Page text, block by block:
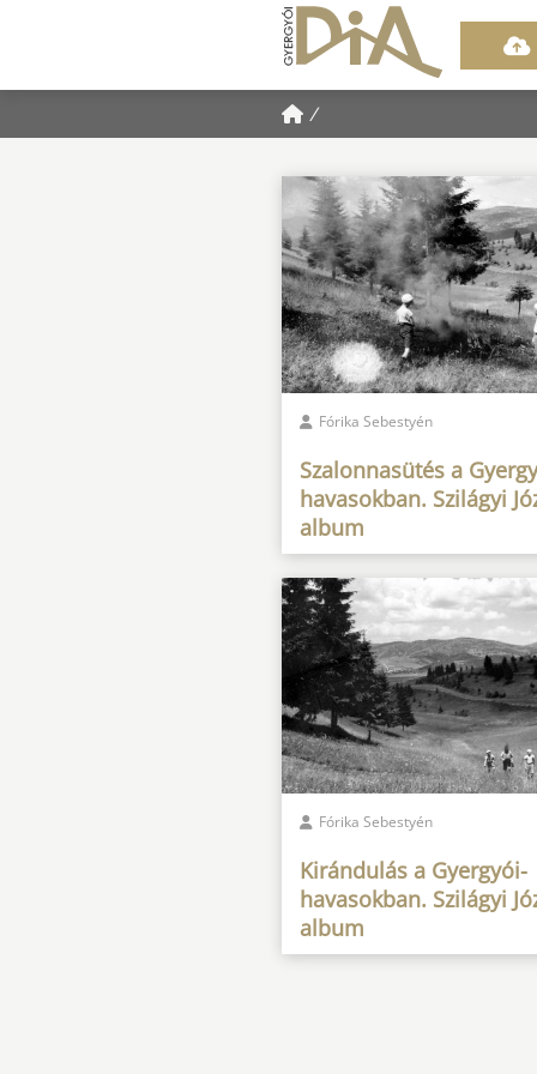
/
Fórika Sebestyén
Szalonnasütés a
havasokban. Szilágyi
album
Fórika Sebestyén
Kirándulás a Gyergyói-
havasokban. Szilágyi
album